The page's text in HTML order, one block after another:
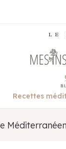
LE
Recettes